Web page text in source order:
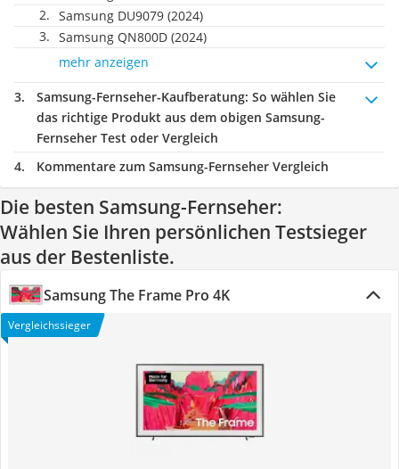
Samsung DU9079 (2024)
Samsung QN800D (2024)
mehr anzeigen
Samsung-Fernseher-Kaufberatung: So wählen Sie
das richtige Produkt aus dem obigen Samsung-
Fernseher Test oder Vergleich
Kommentare zum Samsung-Fernseher Vergleich
Die besten Samsung-Fernseher:
Wählen Sie Ihren persönlichen Testsieger
aus der Bestenliste.
Samsung The Frame Pro 4K
Vergleichssieger